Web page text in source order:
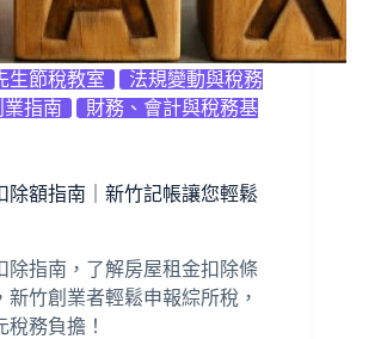
生節稅教室
法規變動與稅務
業指南
財務、會計與稅務基
除額指南｜新竹記帳讓您輕鬆
除指南，了解房屋租金扣除條
新竹創業者輕鬆申報綜所稅，
稅務負擔！